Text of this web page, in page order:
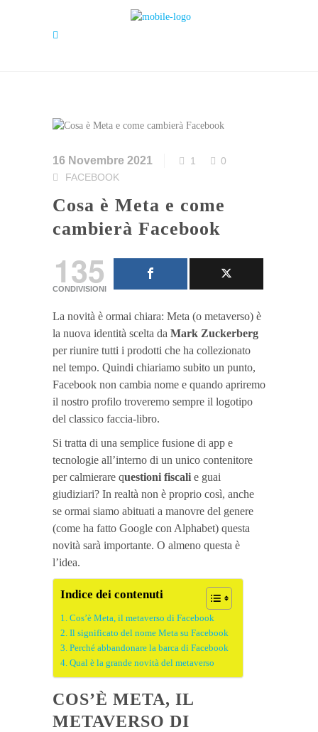
16 Novembre 2021 1
0
FACEBOOK
Cosa è Meta e come
cambierà Facebook
135
CONDIVISIONI
La novità è ormai chiara: Meta (o metaverso) è
la nuova identità scelta da Mark Zuckerberg
per riunire tutti i prodotti che ha collezionato
nel tempo. Quindi chiariamo subito un punto,
Facebook non cambia nome e quando apriremo
il nostro profilo troveremo sempre il logotipo
del classico faccia-libro.
Si tratta di una semplice fusione di app e
tecnologie all’interno di un unico contenitore
per calmierare questioni fiscali e guai
giudiziari? In realtà non è proprio così, anche
se ormai siamo abituati a manovre del genere
(come ha fatto Google con Alphabet) questa
novità sarà importante. O almeno questa è
l’idea.
Indice dei contenuti
Cos’è Meta, il metaverso di Facebook
Il significato del nome Meta su Facebook
Perché abbandonare la barca di Facebook
Qual è la grande novità del metaverso
COS’È META, IL
METAVERSO DI